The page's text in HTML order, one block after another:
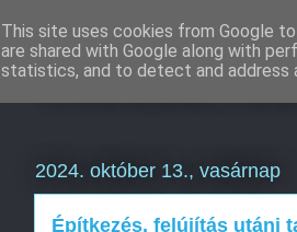
Weboldal
2024. október 13., vasárnap
Építkezés, felújítás utáni
This site uses cookies from Google
are shared with Google along with
statistics, and to detect and address